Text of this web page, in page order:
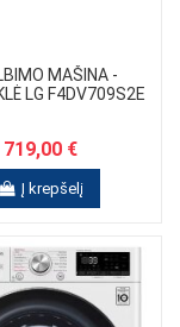
MAŠINA -
LG F4DV709S2E
719,00 €
Į krepšelį